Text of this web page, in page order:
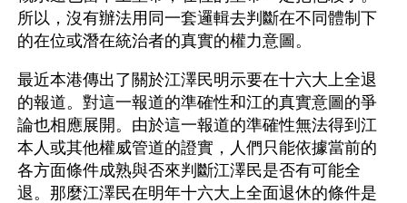
所以，沒有辦法用同一套邏輯去判斷在不同體制下
的在位或潛在統治者的真實的權力意圖。
最近本港傳出了關於江澤民明示要在十六大上全退
的報道。對這一報道的準確性和江的真實意圖的爭
論也相應展開。由於這一報道的準確性無法得到江
本人或其他權威管道的證實，人們只能依據當前的
各方面條件成熟與否來判斷江澤民是否有可能全
退。那麼江澤民在明年十六大上全面退休的條件是